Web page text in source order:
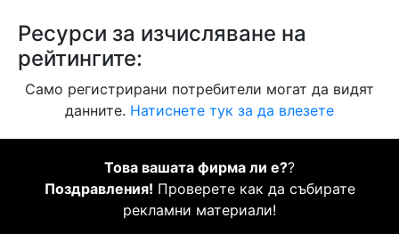
Ресурси за изчисляване на
рейтингите:
Само регистрирани потребители могат да видят
данните. Натиснете тук за да влезете
Това вашата фирма ли е??
Поздравления! Проверете как да събирате
рекламни материали!